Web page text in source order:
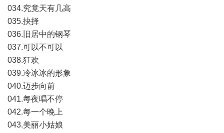
034.究竟天有几高
035.抉择
036.旧居中的钢琴
037.可以不可以
038.狂欢
039.冷冰冰的形象
040.迈步向前
041.每夜唱不停
042.每一个晚上
043.美丽小姑娘